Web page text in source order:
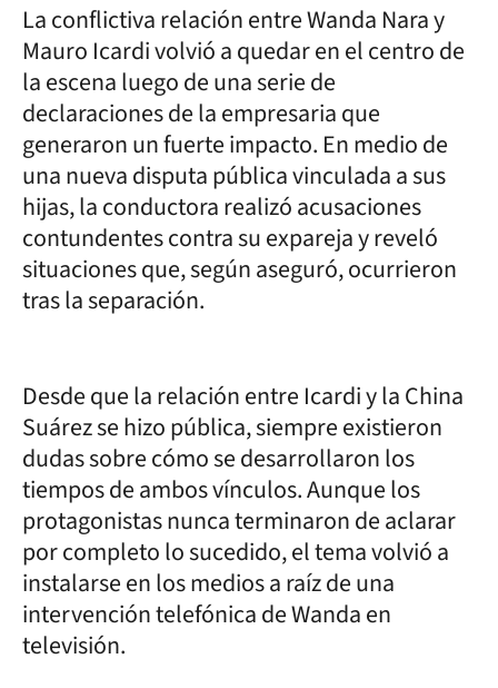
La conflictiva relación entre Wanda Nara y
Mauro Icardi volvió a quedar en el centro de
la escena luego de una serie de
declaraciones de la empresaria que
generaron un fuerte impacto. En medio de
una nueva disputa pública vinculada a sus
hijas, la conductora realizó acusaciones
contundentes contra su expareja y reveló
situaciones que, según aseguró, ocurrieron
tras la separación.
Desde que la relación entre Icardi y la China
Suárez se hizo pública, siempre existieron
dudas sobre cómo se desarrollaron los
tiempos de ambos vínculos. Aunque los
protagonistas nunca terminaron de aclarar
por completo lo sucedido, el tema volvió a
instalarse en los medios a raíz de una
intervención telefónica de Wanda en
televisión.